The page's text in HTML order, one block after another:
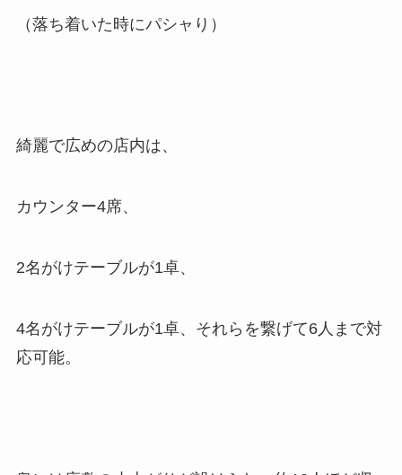
（落ち着いた時にパシャり）
綺麗で広めの店内は、
カウンター4席、
2名がけテーブルが1卓、
4名がけテーブルが1卓、それらを繋げて6人まで対
応可能。